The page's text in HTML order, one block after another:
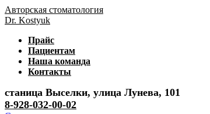
Авторская стоматология
Dr. Kostyuk
Прайс
Пациентам
Наша команда
Контакты
станица Выселки, улица Лунева, 101
8-928-032-00-02